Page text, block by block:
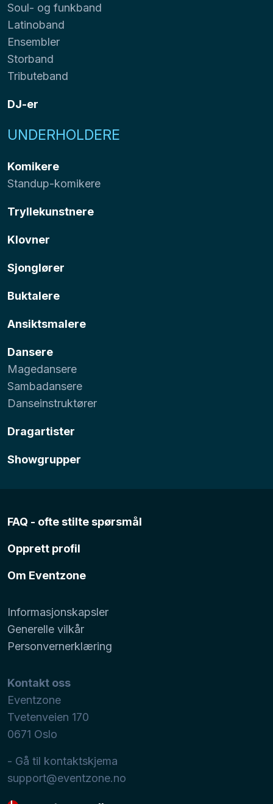
Soul- og funkband
Latinoband
Ensembler
Storband
Tributeband
DJ-er
UNDERHOLDERE
Komikere
Standup-komikere
Tryllekunstnere
Klovner
Sjonglører
Buktalere
Ansiktsmalere
Dansere
Magedansere
Sambadansere
Danseinstruktører
Dragartister
Showgrupper
FAQ - ofte stilte spørsmål
Opprett profil
Om Eventzone
Informasjonskapsler
Generelle vilkår
Personvernerklæring
Kontakt oss
Eventzone
Tvetenveien 170
0671 Oslo
- Gå til kontaktskjema
support@eventzone.no